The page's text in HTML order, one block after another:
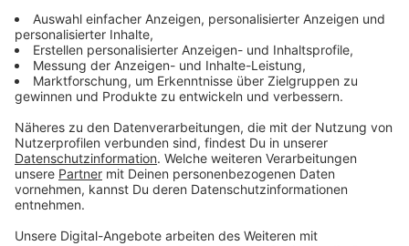
Seit heute Morgen werden mehrereBuslinien
umgeleitet, die über den Hauptbahnhof fahren. Grund
ist die Teilsperrung der Kreuzung Friedrich-Ebert- und
Karlstraße. Bis Mittwochmorgen soll alles wieder im
Plan sein. Heute ist außerdem der letzte Tag für die
Gleisbauarbeiten auf der Kölner Landstraßezwischen
Wersten und Holthausen. Ersatzbusse sind im Einsatz,
und Autos sollten die Kölner Landstraße meiden.
Morgen soll der Verkehr wieder normal laufen.